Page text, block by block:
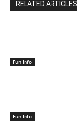
RELATED ARTICLES
Fun Info
Fun Info